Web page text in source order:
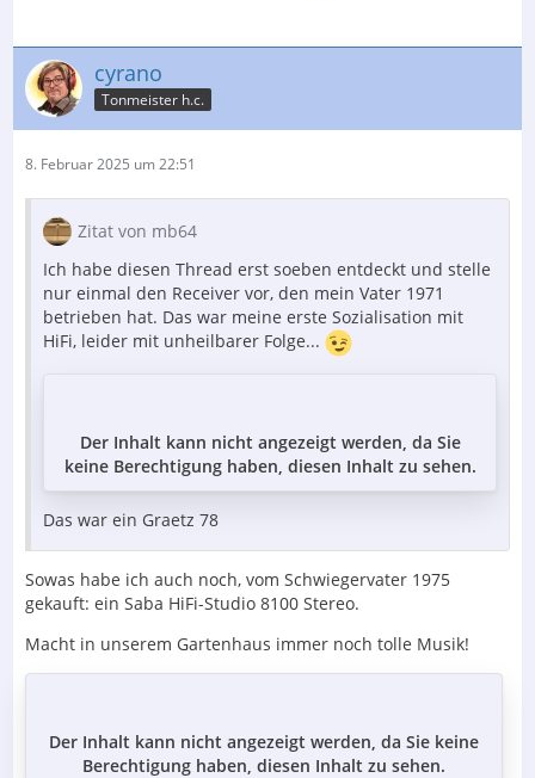
cyrano
Tonmeister h.c.
8. Februar 2025 um 22:51
Zitat von mb64
Ich habe diesen Thread erst soeben entdeckt und stelle
nur einmal den Receiver vor, den mein Vater 1971
betrieben hat. Das war meine erste Sozialisation mit
HiFi, leider mit unheilbarer Folge...
Der Inhalt kann nicht angezeigt werden, da Sie
keine Berechtigung haben, diesen Inhalt zu sehen.
Das war ein Graetz 78
Sowas habe ich auch noch, vom Schwiegervater 1975
gekauft: ein Saba HiFi-Studio 8100 Stereo.
Macht in unserem Gartenhaus immer noch tolle Musik!
Der Inhalt kann nicht angezeigt werden, da Sie keine
Berechtigung haben, diesen Inhalt zu sehen.